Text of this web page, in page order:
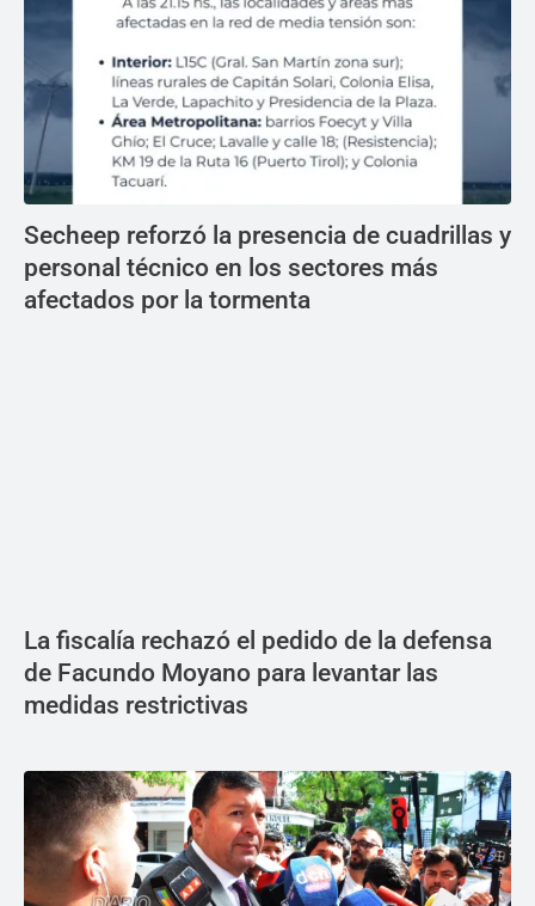
Secheep reforzó la presencia de cuadrillas y
personal técnico en los sectores más
afectados por la tormenta
La fiscalía rechazó el pedido de la defensa
de Facundo Moyano para levantar las
medidas restrictivas